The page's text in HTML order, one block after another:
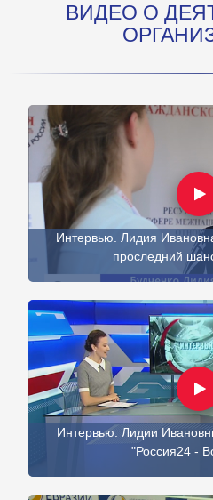
ВИДЕО О
Интервью. Лидия
проследний
Интервью. Лидии
"Россия24 -